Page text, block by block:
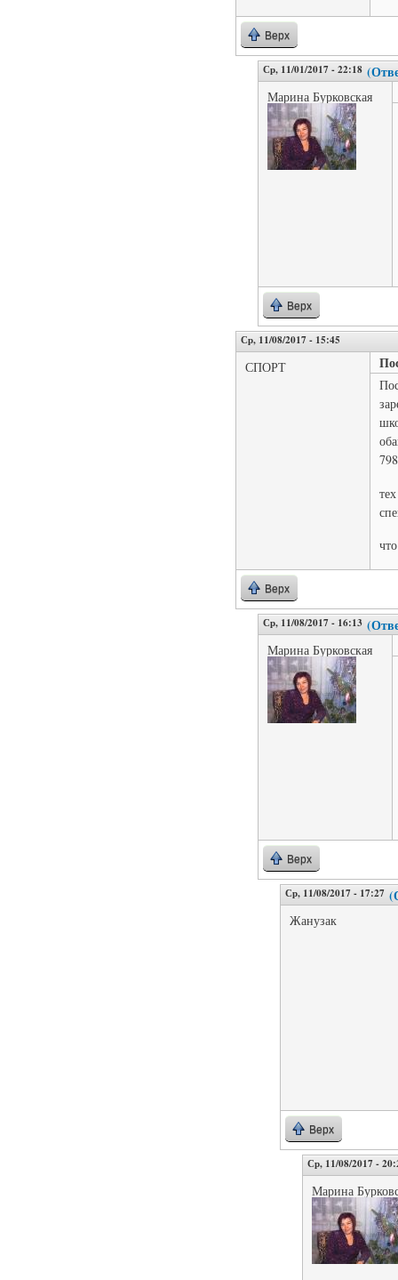
Верх
Ср, 11/01/2017 - 22:18
Марина Бурковская
Верх
Ср, 11/08/2017 - 15:45
СПОРТ
Верх
Ср, 11/08/2017 - 16:13
Марина Бурковская
Верх
Ср, 11/08/2017 - 17:27
Жанузак
Верх
Ср, 11/08/2017 -
Марина